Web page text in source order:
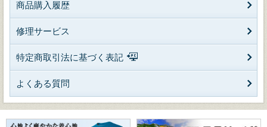
商品購入履歴
修理サービス
特定商取引法に基づく表記
よくある質問